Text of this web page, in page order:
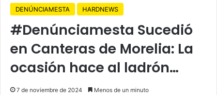
DENÚNCIAMESTA HARDNEWS
#Denúnciamesta Sucedió
en Canteras de Morelia: La
ocasión hace al ladrón…
7 de noviembre de 2024 Menos de un minuto